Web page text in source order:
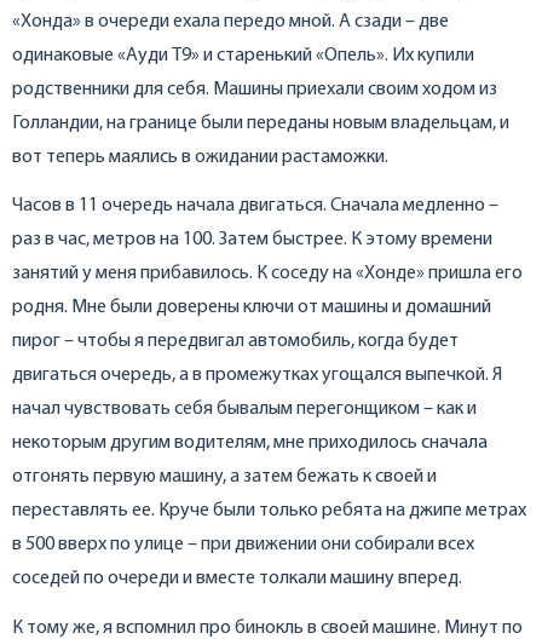
«Хонда» в очереди ехала передо мной. А сзади – две
одинаковые «Ауди Т9» и старенький «Опель». Их купили
родственники для себя. Машины приехали своим ходом из
Голландии, на границе были переданы новым владельцам, и
вот теперь маялись в ожидании растаможки.
Часов в 11 очередь начала двигаться. Сначала медленно –
раз в час, метров на 100. Затем быстрее. К этому времени
занятий у меня прибавилось. К соседу на «Хонде» пришла его
родня. Мне были доверены ключи от машины и домашний
пирог – чтобы я передвигал автомобиль, когда будет
двигаться очередь, а в промежутках угощался выпечкой. Я
начал чувствовать себя бывалым перегонщиком – как и
некоторым другим водителям, мне приходилось сначала
отгонять первую машину, а затем бежать к своей и
переставлять ее. Круче были только ребята на джипе метрах
в 500 вверх по улице – при движении они собирали всех
соседей по очереди и вместе толкали машину вперед.
К тому же, я вспомнил про бинокль в своей машине. Минут по